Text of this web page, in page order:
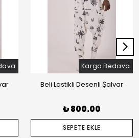
Kargo Bedava
Beli Lastikli Desenli Şalvar
₺ 800.00
SEPETE EKLE